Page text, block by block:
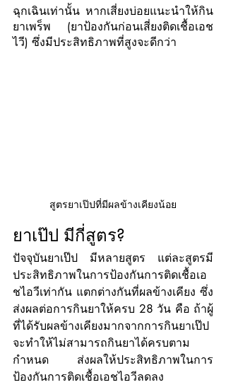
ฉุกเฉินเท่านั้น หากเสี่ยงบ่อยแนะนำให้กิน
ยาเพร็พ (ยาป้องกันก่อนเสี่ยงติดเชื้อเอช
ไวี) ซึ่งมีประสิทธิภาพที่สูงจะดีกว่า
สูตรยาเป๊ปที่มีผลข้างเคียงน้อย
ยาเป๊ป มีกี่สูตร?
ปัจจุบันยาเป๊ป มีหลายสูตร แต่ละสูตรมี
ประสิทธิภาพในการป้องกันการติดเชื้อเอ
ชไอวีเท่ากัน แตกต่างกันที่ผลข้างเคียง ซึ่ง
ส่งผลต่อการกินยาให้ครบ 28 วัน คือ ถ้าผู้
ที่ได้รับผลข้างเคียงมากจากการกินยาเป๊ป
จะทำให้ไม่สามารถกินยาได้ครบตาม
กำหนด ส่งผลให้ประสิทธิภาพในการ
ป้องกันการติดเชื้อเอชไอวีลดลง